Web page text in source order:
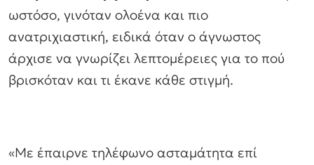
ωστόσο, γινόταν ολοένα και πιο
ανατριχιαστική, ειδικά όταν ο άγνωστος
άρχισε να γνωρίζει λεπτομέρειες για το πού
βρισκόταν και τι έκανε κάθε στιγμή.
«Με έπαιρνε τηλέφωνο ασταμάτητα επί